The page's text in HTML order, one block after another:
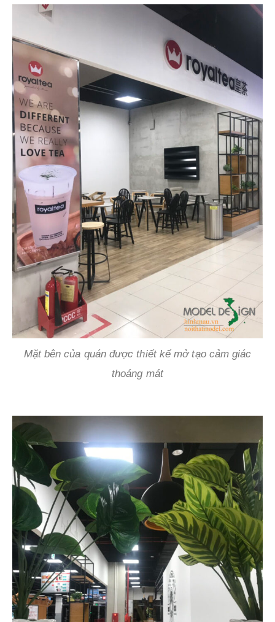
Mặt bên của quán được thiết kế mở tạo cảm giác
thoáng mát